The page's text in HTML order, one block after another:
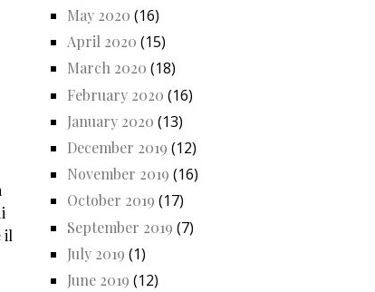
il
May 2020 (16)
April 2020 (15)
March 2020 (18)
February 2020 (16)
January 2020 (13)
December 2019 (12)
November 2019 (16)
October 2019 (17)
September 2019 (7)
July 2019 (1)
June 2019 (12)